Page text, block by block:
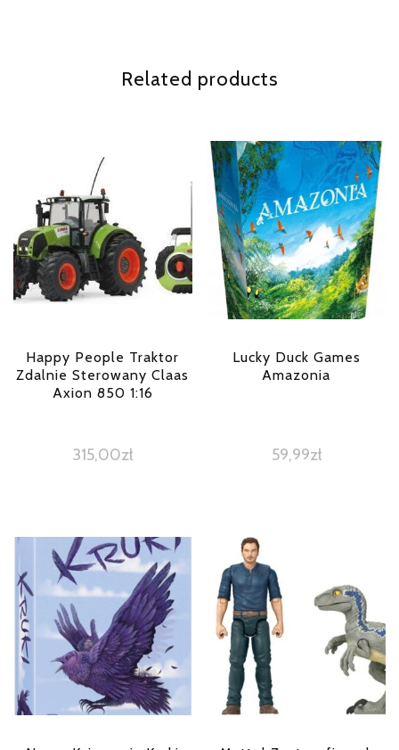
Related products
Happy People Traktor
Zdalnie Sterowany Claas
Axion 850 1:16
315,00zł
Lucky Duck Games
Amazonia
59,99zł